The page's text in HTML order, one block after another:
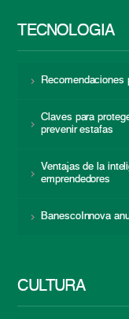
TECNOLOGÍA
Recomendaciones
Claves para
prevenir estafas
Ventajas de la
emprendedores
BanescoInnova
CULTURA